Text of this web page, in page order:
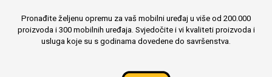
Pronađite željenu opremu za vaš mobilni uređaj u više od 200.000
proizvoda i 300 mobilnih uređaja. Svjedočite i vi kvaliteti proizvoda i
usluga koje su s godinama dovedene do savršenstva.
Mix